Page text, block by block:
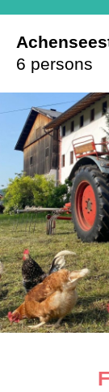
6 persons